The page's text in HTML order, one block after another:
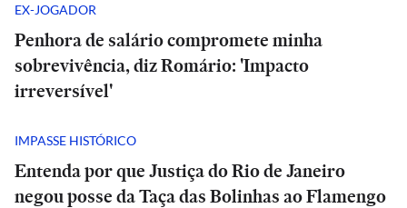
EX-JOGADOR
Penhora de salário compromete minha
sobrevivência, diz Romário: 'Impacto
irreversível'
IMPASSE HISTÓRICO
Entenda por que Justiça do Rio de Janeiro
negou posse da Taça das Bolinhas ao Flamengo